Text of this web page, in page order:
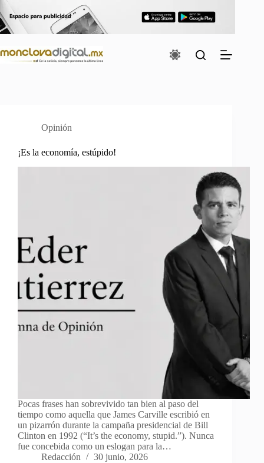
al
contenido
Opinión
¡Es la economía, estúpido!
Pocas frases han sobrevivido tan bien al paso del
tiempo como aquella que James Carville escribió en
un pizarrón durante la campaña presidencial de Bill
Clinton en 1992 (“It’s the economy, stupid.”). Nunca
fue concebida como un eslogan para la…
Redacción
30 junio, 2026